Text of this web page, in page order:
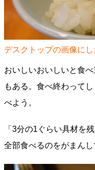
デスクトップの画像にし
おいしいおいしいと食
もある。食べ終わって
べよう。
「3分の1ぐらい具材を
全部食べるのをがまんし